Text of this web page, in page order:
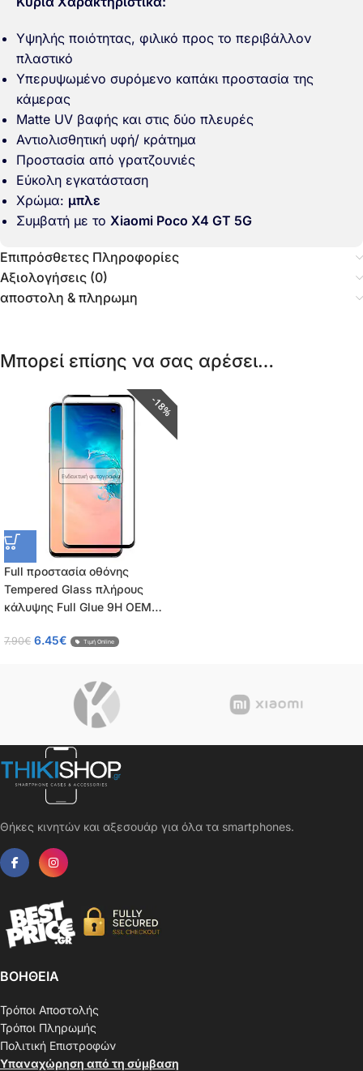
Υψηλής ποιότητας, φιλικό προς το περιβάλλον
πλαστικό
Υπερυψωμένο συρόμενο καπάκι προστασία της
κάμερας
Matte UV βαφής και στις δύο πλευρές
Αντιολισθητική υφή/ κράτημα
Προστασία από γρατζουνιές
Εύκολη εγκατάσταση
Χρώμα: μπλε
Συμβατή με το Xiaomi Poco X4 GT 5G
Επιπρόσθετες Πληροφορίες
Αξιολογήσεις (0)
αποστολη & πληρωμη
Μπορεί επίσης να σας αρέσει…
Ενδεικτική φωτογραφία
18%
Full προστασία οθόνης
Tempered Glass πλήρους
κάλυψης Full Glue 9H OEM
5G
7.90€ 6.45€ Τιμή Online
Θήκες κινητών και αξεσουάρ για όλα τα smartphones.
ΒΟΗΘΕΙΑ
Τρόποι Αποστολής
Τρόποι Πληρωμής
Πολιτική Επιστροφών
Υπαναχώρηση από τη σύμβαση